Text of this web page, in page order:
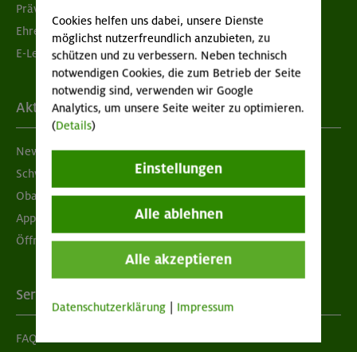
Prävention sexualisierter Gewalt
Ehrenamtsbörse
E-Learning
Aktuelles
Newsletter
Schwarzes Brett
Obacht geben!
App "Mein DAV+"
Öffnungszeiten
Services
FAQ
Cookies helfen uns dabei, unsere Dienste
möglichst nutzerfreundlich anzubieten, zu
schützen und zu verbessern. Neben technisch
notwendigen Cookies, die zum Betrieb der Seite
notwendig sind, verwenden wir Google
Analytics, um unsere Seite weiter zu optimieren.
(Details)
Einstellungen
Alle ablehnen
Alle akzeptieren
Datenschutzerklärung Impressum